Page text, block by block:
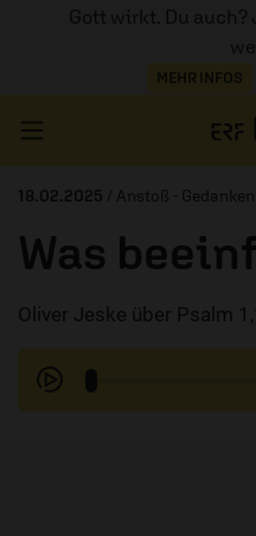
Gott wirkt. Du
MEHR INFOS
AUDIOTHEK
PROGRAMM
18.02.2025 / Anstoß - Gedanken
Was
Oliver Jeske über Psalm